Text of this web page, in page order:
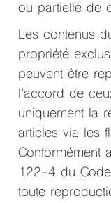
ou partielle de
Les contenus
propriété
peuvent être
l’accord de
uniquement la
articles via les
Conformément
122-4 du
toute